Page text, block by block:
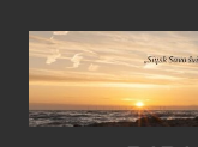
content